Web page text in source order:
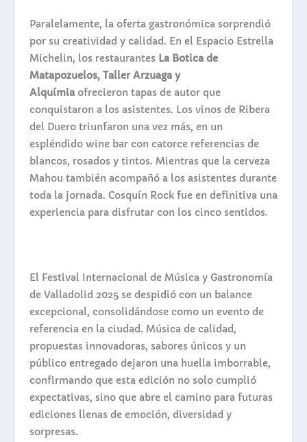
Paralelamente, la oferta gastronómica sorprendió
por su creatividad y calidad. En el Espacio Estrella
Michelin, los restaurantes La Botica de
Matapozuelos, Taller Arzuaga y
Alquímia ofrecieron tapas de autor que
conquistaron a los asistentes. Los vinos de Ribera
del Duero triunfaron una vez más, en un
espléndido wine bar con catorce referencias de
blancos, rosados y tintos. Mientras que la cerveza
Mahou también acompañó a los asistentes durante
toda la jornada. Cosquín Rock fue en definitiva una
experiencia para disfrutar con los cinco sentidos.
El Festival Internacional de Música y Gastronomía
de Valladolid 2025 se despidió con un balance
excepcional, consolidándose como un evento de
referencia en la ciudad. Música de calidad,
propuestas innovadoras, sabores únicos y un
público entregado dejaron una huella imborrable,
confirmando que esta edición no solo cumplió
expectativas, sino que abre el camino para futuras
ediciones llenas de emoción, diversidad y
sorpresas.